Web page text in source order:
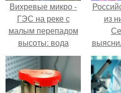
Вихревые микро -
ГЭС на реке с
малым перепадом
высоты: вода
закручивается в
бетонной камере и
вращает
из